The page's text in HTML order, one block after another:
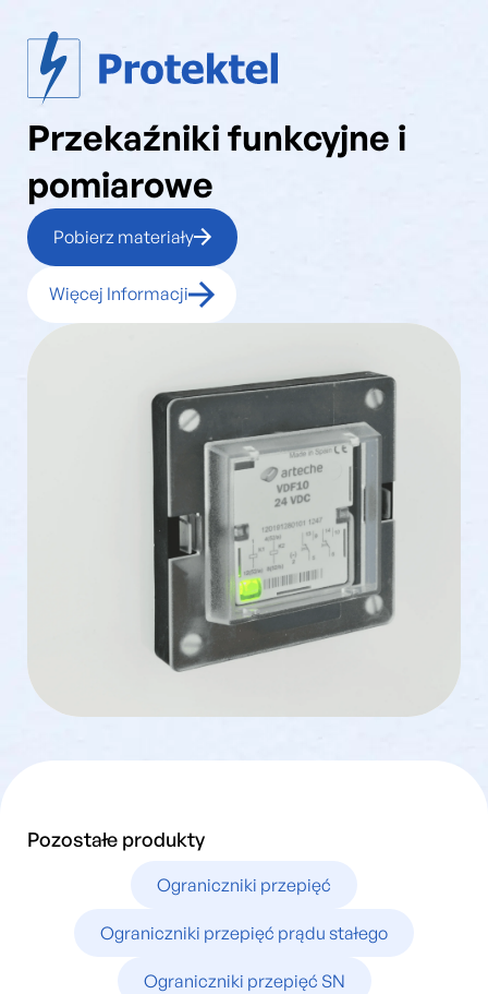
Przekaźniki funkcyjne i
pomiarowe
Pobierz materiały
Więcej Informacji
Pozostałe produkty
Ograniczniki przepięć
Ograniczniki przepięć prądu stałego
Ograniczniki przepięć SN